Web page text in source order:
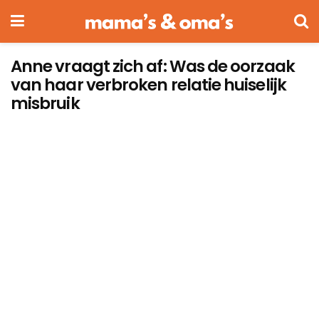
Anne vraagt zich af: Was de oorzaak
van haar verbroken relatie huiselijk
misbruik